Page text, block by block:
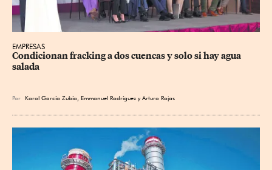
EMPRESAS
Condicionan fracking a dos cuencas y solo si hay agua
salada
Por Karol García Zubía Emmanuel Rodríguez yArturo Rojas